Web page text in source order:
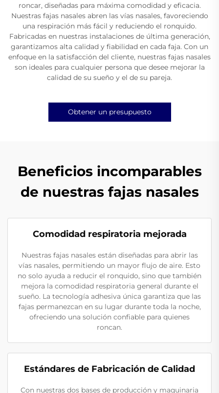
roncar, diseñadas para máxima comodidad y eficacia.
Nuestras fajas nasales abren las vías nasales, favoreciendo
una respiración más fácil y reduciendo el ronquido.
Fabricadas en nuestras instalaciones de última generación,
garantizamos alta calidad y fiabilidad en cada faja. Con un
enfoque en la satisfacción del cliente, nuestras fajas nasales
son ideales para cualquier persona que desee mejorar la
calidad de su sueño y el de su pareja.
Obtener un presupuesto
Beneficios incomparables
de nuestras fajas nasales
Comodidad respiratoria mejorada
Nuestras fajas nasales están diseñadas para abrir las
vías nasales, permitiendo un mayor flujo de aire. Esto
no solo ayuda a reducir el ronquido, sino que también
mejora la comodidad respiratoria general durante el
sueño. La tecnología adhesiva única garantiza que las
fajas permanezcan en su lugar durante toda la noche,
ofreciendo una solución confiable para quienes
roncan.
Estándares de Fabricación de Calidad
Con nuestras dos bases de producción y maquinaria